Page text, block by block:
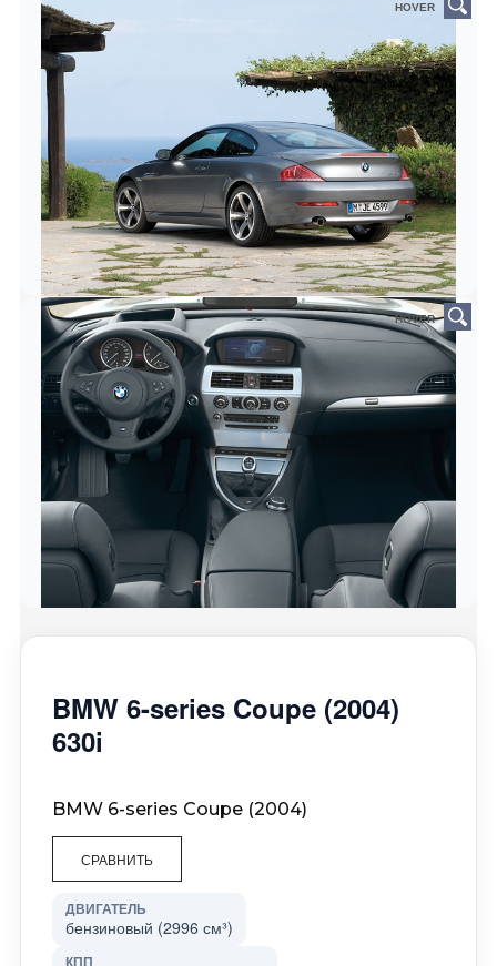
HOVER
HOVER
BMW 6-series Coupe (2004)
630i
BMW 6-series Coupe (2004)
СРАВНИТЬ
ДВИГАТЕЛЬ
бензиновый (2996 см³)
КПП